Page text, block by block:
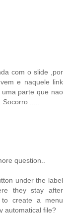
com o slide ,por
e naquele link
parte que nao
.....
question..
under the label
they stay after
create a menu
automatical file?